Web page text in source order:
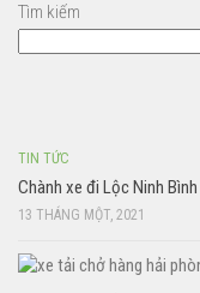
Tìm kiếm
TIN TỨC
Chành xe đi Lộc Ninh
13 THÁNG MỘT, 2021